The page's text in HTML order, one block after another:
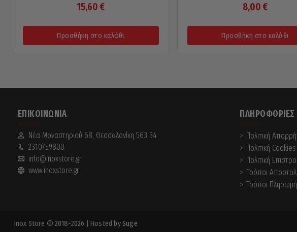
15,60 €
Προσθήκη στο καλάθι
8,00 €
Προσθήκη στο καλάθι
ΕΠΙΚΟΙΝΩΝΊΑ
Νέα Mοναστηριού 68, Θεσσαλονίκη 563 34
2310759800
info@inoxstore.gr
www.inoxstore.gr
ΠΛΗΡΟΦΟΡΊΕΣ
Πολιτική
Πολιτική Cookies
Πολιτική
Τρόποι
Τρόποι
Inox Store 2018-2026 | Hosted bySuge